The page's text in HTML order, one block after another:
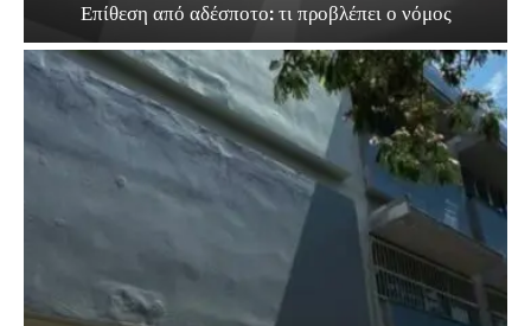
Επίθεση από αδέσποτο: τι προβλέπει ο νόμος